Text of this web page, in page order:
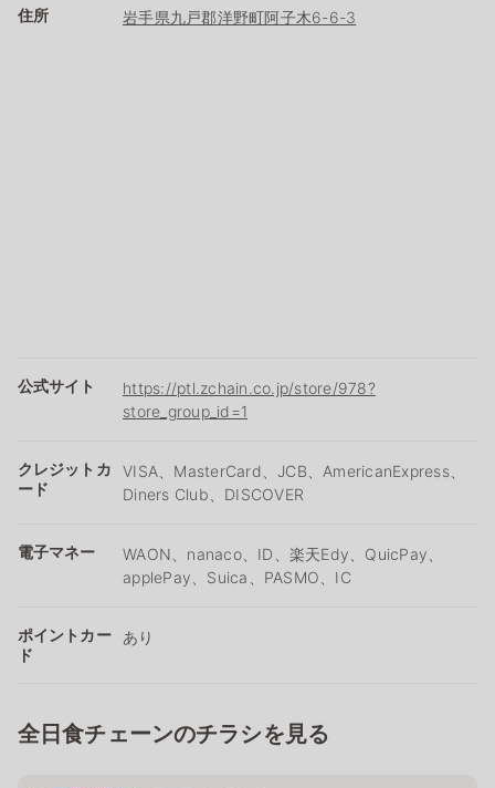
住所 岩手県九戸郡洋野町阿子木6-6-3
公式サイト
https://ptl.zchain.co.jp/store/978?
store_group_id=1
クレジットカ
ード
VISA、MasterCard、JCB、AmericanExpress、
Diners Club、DISCOVER
電子マネー
WAON、nanaco、ID、楽天Edy、QuicPay、
applePay、Suica、PASMO、IC
ポイントカー
ド
あり
全日食チェーンのチラシを見る